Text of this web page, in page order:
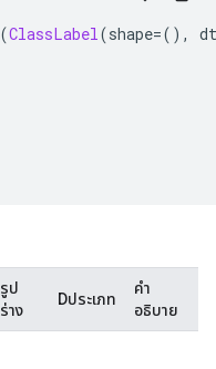
(ClassLabel(shape=(),
รูป
ร่าง
Dประเภท
คำ
อธิบาย